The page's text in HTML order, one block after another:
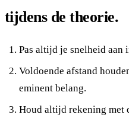
tijdens de theorie.
Pas altijd je snelheid aan
Voldoende afstand
eminent belang.
Houd altijd rekening met